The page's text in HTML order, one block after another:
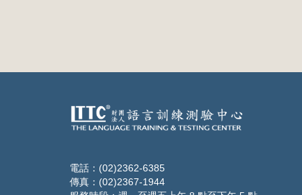
電話：(02)2362-6385
傳真：(02)2367-1944